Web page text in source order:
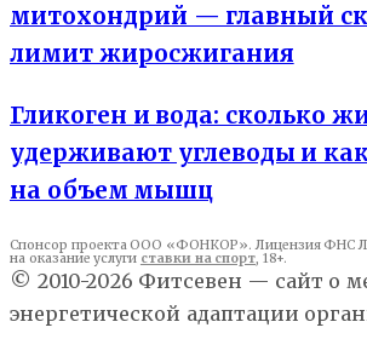
митохондрий — главный
лимит жиросжигания
Гликоген и вода: сколько
удерживают углеводы и
на объем мышц
Спонсор проекта ООО «ФОНКОР». Лицензия ФНС
на оказание услуги ставки на спорт, 18+.
© 2010-2026 Фитсевен — сайт о
энергетической адаптации